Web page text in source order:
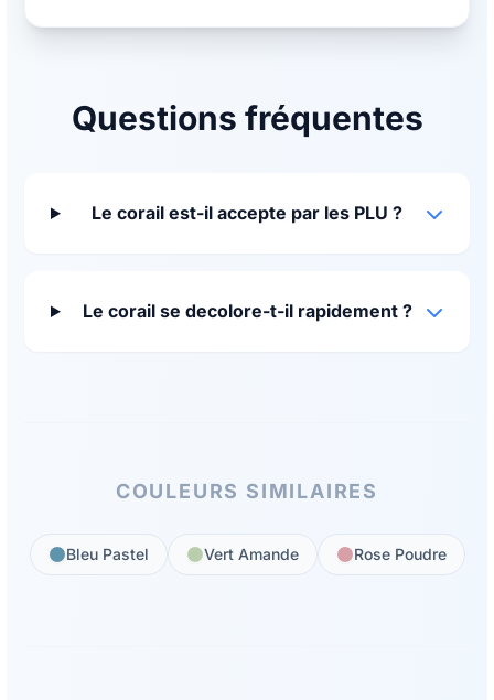
Questions fréquentes
Le corail est-il accepte par les PLU ?
Le corail se decolore-t-il rapidement ?
COULEURS SIMILAIRES
Bleu Pastel Vert Amande Rose Poudre